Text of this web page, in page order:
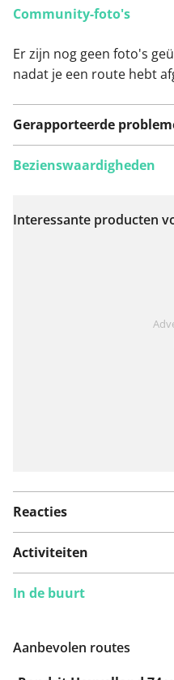
Community-foto's
Er zijn nog geen foto's
nadat je een route hebt
Gerapporteerde
Bekijk op kaart
Bezienswaardigheden
Interessante producten
Reacties
Activiteiten
In de buurt
Aanbevolen routes